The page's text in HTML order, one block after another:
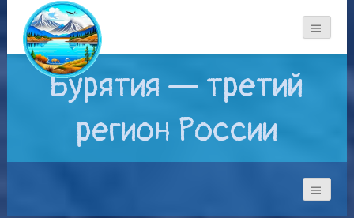
Бурятия — третий
регион России